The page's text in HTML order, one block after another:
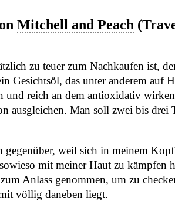
Mitchell and Peach
zu teuer zum Nachkaufen ist,
Gesichtsöl, das unter anderem auf
und reich an dem antioxidativ
ausgleichen. Man soll zwei bis drei
gegenüber, weil sich in meinem
mit meiner Haut zu kämpfen
Anlass genommen, um zu
völlig daneben liegt.